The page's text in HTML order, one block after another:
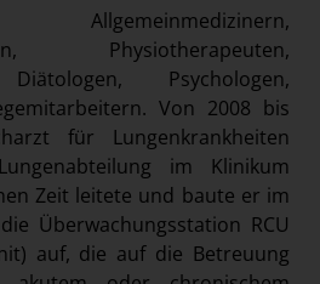
Allgemeinmedizinern,
Physiotherapeuten,
Psychologen,
Von 2008 bis
für Lungenkrankheiten
im Klinikum
Zeit leitete und baute er im
Überwachungsstation RCU
auf, die auf die Betreuung